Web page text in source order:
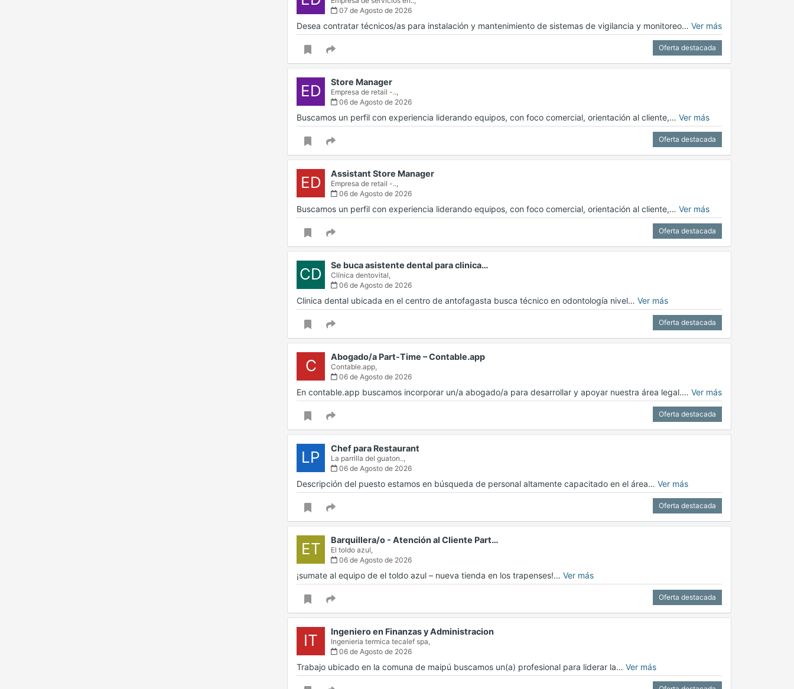
07 de Agosto de 2026
Desea contratar técnicos/as para instalación y mantenimiento de sistemas de vigilancia y monitoreo… Ver más
Oferta destacada
ED Store Manager
Empresa de retail -..,
06 de Agosto de 2026
Buscamos un perfil con experiencia liderando equipos, con foco comercial, orientación al cliente,… Ver más
Oferta destacada
ED Assistant Store Manager
Empresa de retail -..,
06 de Agosto de 2026
Buscamos un perfil con experiencia liderando equipos, con foco comercial, orientación al cliente,… Ver más
Oferta destacada
CD Se buca asistente dental para clinica…
Clínica dentovital,
06 de Agosto de 2026
Clinica dental ubicada en el centro de antofagasta busca técnico en odontología nivel… Ver más
Oferta destacada
C Abogado/a Part-Time – Contable.app
Contable.app,
06 de Agosto de 2026
En contable.app buscamos incorporar un/a abogado/a para desarrollar y apoyar nuestra área legal.… Ver más
Oferta destacada
LP Chef para Restaurant
La parrilla del guaton..,
06 de Agosto de 2026
Descripción del puesto estamos en búsqueda de personal altamente capacitado en el área… Ver más
Oferta destacada
ET Barquillera/o - Atención al Cliente Part…
El toldo azul,
06 de Agosto de 2026
¡sumate al equipo de el toldo azul – nueva tienda en los trapenses!… Ver más
Oferta destacada
IT Ingeniero en Finanzas y Administracion
Ingenieria termica tecalef spa,
06 de Agosto de 2026
Trabajo ubicado en la comuna de maipú buscamos un(a) profesional para liderar la… Ver más